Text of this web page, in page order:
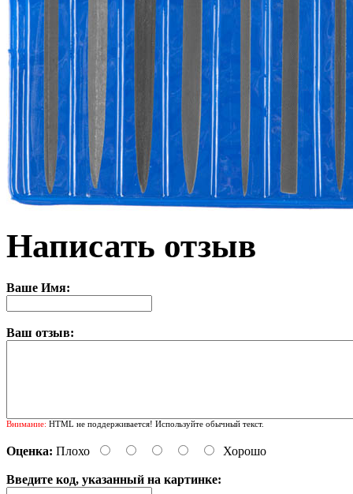
Написать отзыв
Ваше Имя:
Ваш отзыв:
Внимание: HTML не поддерживается! Используйте обычный текст.
Оценка: Плохо Хорошо
Введите код, указанный на картинке: